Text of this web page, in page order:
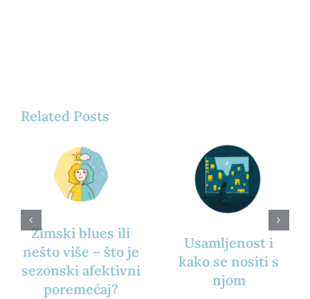
Related Posts
Zimski blues ili
nešto više – što je
sezonski afektivni
poremećaj?
Usamljenost i
kako se nositi s
njom